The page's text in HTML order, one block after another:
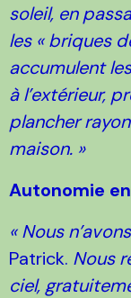
soleil, en
les « briques
accumulent
à l’extérieur,
plancher
maison. »
Autonomie
« Nous
Patrick. Nous
ciel,